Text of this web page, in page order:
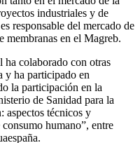
industriales y de
responsable del mercado de
membranas en el Magreb.
ha colaborado con otras
y ha participado en
la participación en la
de Sanidad para la
aspectos técnicos y
humano”, entre